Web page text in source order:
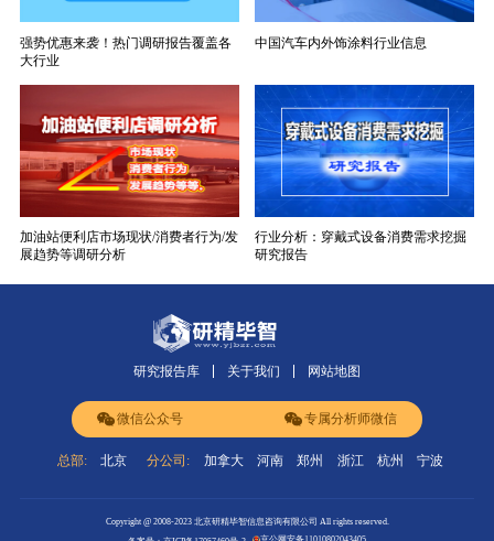
强势优惠来袭！热门调研报告覆盖各
大行业
中国汽车内外饰涂料行业信息
加油站便利店市场现状/消费者行为/发
展趋势等调研分析
行业分析：穿戴式设备消费需求挖掘
研究报告
研究报告库 关于我们 网站地图
微信公众号 专属分析师微信
总部: 北京 分公司: 加拿大 河南 郑州 浙江 杭州 宁波
Copyright @ 2008-2023 北京研精毕智信息咨询有限公司 All rights reserved.